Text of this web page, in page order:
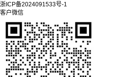
浙ICP备2024091533号-1
客户微信